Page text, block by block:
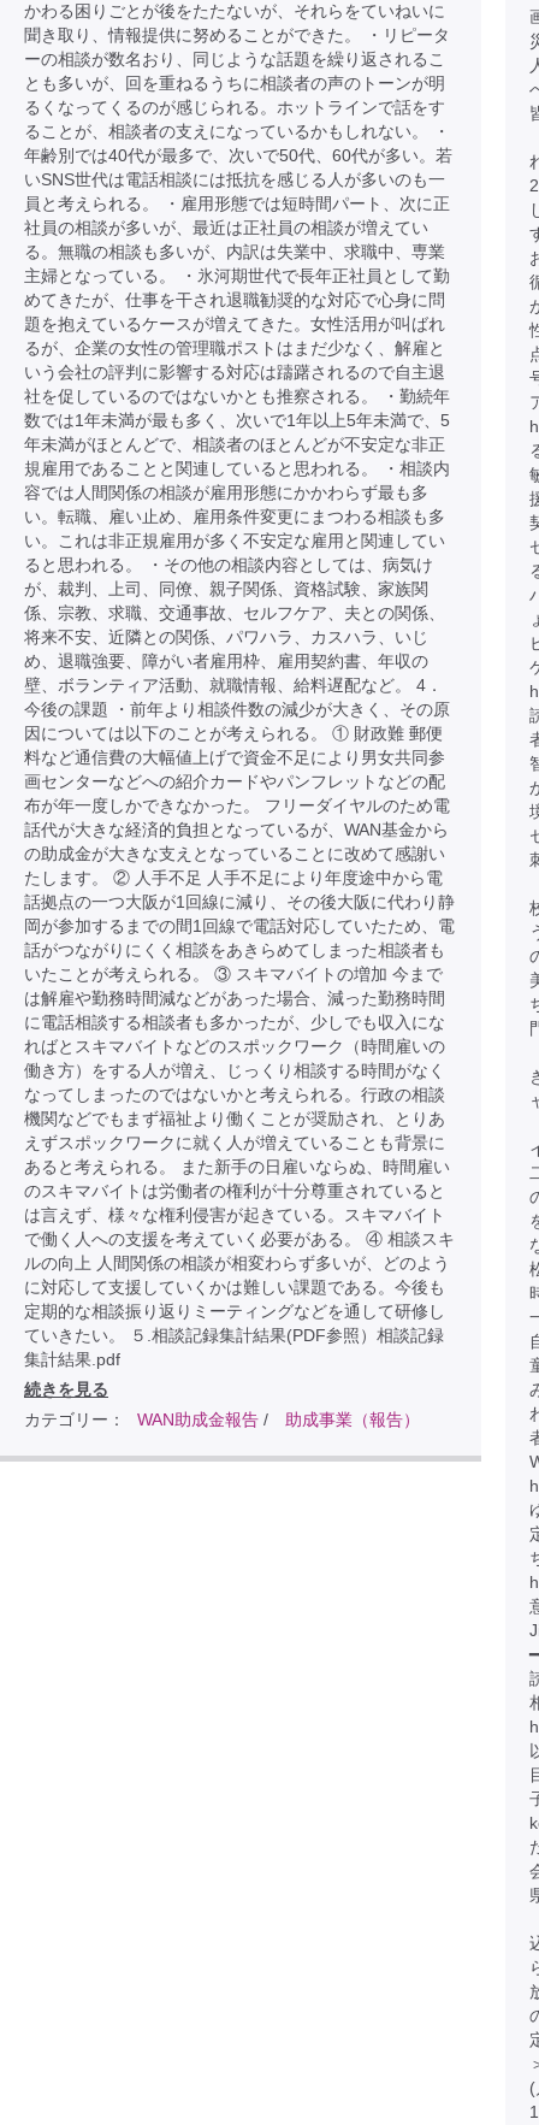
かわる困りごとが後をたたないが、それらをていねいに
聞き取り、情報提供に努めることができた。 ・リピータ
ーの相談が数名おり、同じような話題を繰り返されるこ
とも多いが、回を重ねるうちに相談者の声のトーンが明
るくなってくるのが感じられる。ホットラインで話をす
ることが、相談者の支えになっているかもしれない。 ・
年齢別では40代が最多で、次いで50代、60代が多い。若
いSNS世代は電話相談には抵抗を感じる人が多いのも一
員と考えられる。 ・雇用形態では短時間パート、次に正
社員の相談が多いが、最近は正社員の相談が増えてい
る。無職の相談も多いが、内訳は失業中、求職中、専業
主婦となっている。 ・氷河期世代で長年正社員として勤
めてきたが、仕事を干され退職勧奨的な対応で心身に問
題を抱えているケースが増えてきた。女性活用が叫ばれ
るが、企業の女性の管理職ポストはまだ少なく、解雇と
いう会社の評判に影響する対応は躊躇されるので自主退
社を促しているのではないかとも推察される。 ・勤続年
数では1年未満が最も多く、次いで1年以上5年未満で、5
年未満がほとんどで、相談者のほとんどが不安定な非正
規雇用であることと関連していると思われる。 ・相談内
容では人間関係の相談が雇用形態にかかわらず最も多
い。転職、雇い止め、雇用条件変更にまつわる相談も多
い。これは非正規雇用が多く不安定な雇用と関連してい
ると思われる。 ・その他の相談内容としては、病気け
が、裁判、上司、同僚、親子関係、資格試験、家族関
係、宗教、求職、交通事故、セルフケア、夫との関係、
将来不安、近隣との関係、パワハラ、カスハラ、いじ
め、退職強要、障がい者雇用枠、雇用契約書、年収の
壁、ボランティア活動、就職情報、給料遅配など。 4．
今後の課題 ・前年より相談件数の減少が大きく、その原
因については以下のことが考えられる。 ① 財政難 郵便
料など通信費の大幅値上げで資金不足により男女共同参
画センターなどへの紹介カードやパンフレットなどの配
布が年一度しかできなかった。 フリーダイヤルのため電
話代が大きな経済的負担となっているが、WAN基金から
の助成金が大きな支えとなっていることに改めて感謝い
たします。 ② 人手不足 人手不足により年度途中から電
話拠点の一つ大阪が1回線に減り、その後大阪に代わり静
岡が参加するまでの間1回線で電話対応していたため、電
話がつながりにくく相談をあきらめてしまった相談者も
いたことが考えられる。 ③ スキマバイトの増加 今まで
は解雇や勤務時間減などがあった場合、減った勤務時間
に電話相談する相談者も多かったが、少しでも収入にな
ればとスキマバイトなどのスポックワーク（時間雇いの
働き方）をする人が増え、じっくり相談する時間がなく
なってしまったのではないかと考えられる。行政の相談
機関などでもまず福祉より働くことが奨励され、とりあ
えずスポックワークに就く人が増えていることも背景に
あると考えられる。 また新手の日雇いならぬ、時間雇い
のスキマバイトは労働者の権利が十分尊重されていると
は言えず、様々な権利侵害が起きている。スキマバイト
で働く人への支援を考えていく必要がある。 ④ 相談スキ
ルの向上 人間関係の相談が相変わらず多いが、どのよう
に対応して支援していくかは難しい課題である。今後も
定期的な相談振り返りミーティングなどを通して研修し
ていきたい。 ５.相談記録集計結果(PDF参照）相談記録
集計結果.pdf
続きを見る
カテゴリー：
WAN助成金報告 / 助成事業（報告）